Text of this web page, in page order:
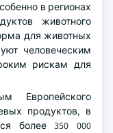
в регионах
животного
для животных
человеческим
рискам для
Европейского
продуктов, в
более 350 000